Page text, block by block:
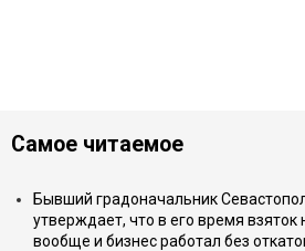
Самое читаемое
Бывший градоначальник
утверждает, что в его время взяток
вообще и бизнес работал без